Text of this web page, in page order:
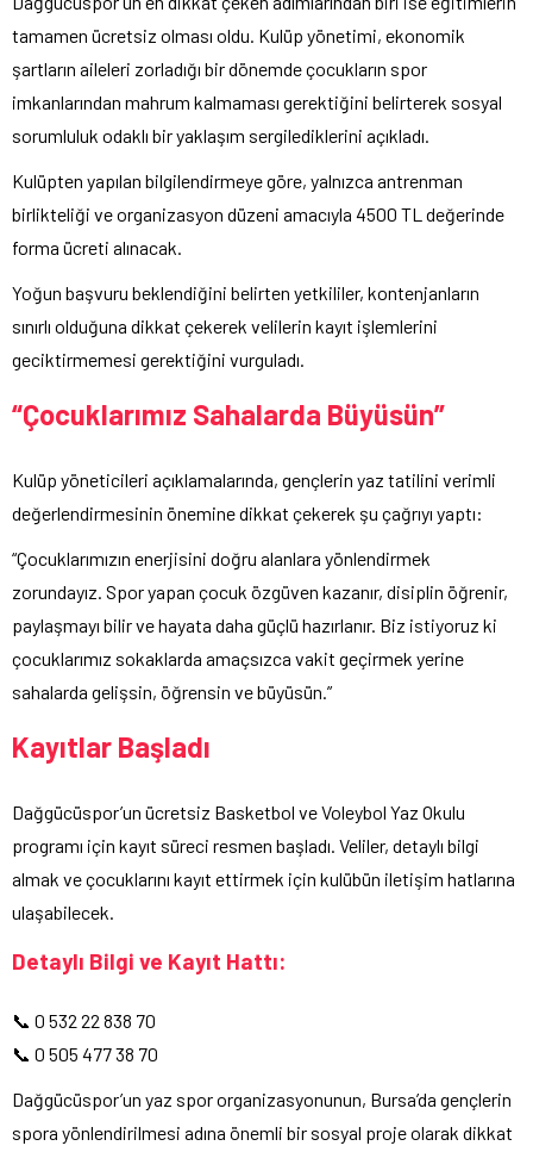
tamamen ücretsiz olması oldu. Kulüp yönetimi, ekonomik
şartların aileleri zorladığı bir dönemde çocukların spor
imkanlarından mahrum kalmaması gerektiğini belirterek sosyal
sorumluluk odaklı bir yaklaşım sergilediklerini açıkladı.
Kulüpten yapılan bilgilendirmeye göre, yalnızca antrenman
birlikteliği ve organizasyon düzeni amacıyla 4500 TL değerinde
forma ücreti alınacak.
Yoğun başvuru beklendiğini belirten yetkililer, kontenjanların
sınırlı olduğuna dikkat çekerek velilerin kayıt işlemlerini
geciktirmemesi gerektiğini vurguladı.
“Çocuklarımız Sahalarda Büyüsün”
Kulüp yöneticileri açıklamalarında, gençlerin yaz tatilini verimli
değerlendirmesinin önemine dikkat çekerek şu çağrıyı yaptı:
“Çocuklarımızın enerjisini doğru alanlara yönlendirmek
zorundayız. Spor yapan çocuk özgüven kazanır, disiplin öğrenir,
paylaşmayı bilir ve hayata daha güçlü hazırlanır. Biz istiyoruz ki
çocuklarımız sokaklarda amaçsızca vakit geçirmek yerine
sahalarda gelişsin, öğrensin ve büyüsün.”
Kayıtlar Başladı
Dağgücüspor’un ücretsiz Basketbol ve Voleybol Yaz Okulu
programı için kayıt süreci resmen başladı. Veliler, detaylı bilgi
almak ve çocuklarını kayıt ettirmek için kulübün iletişim hatlarına
ulaşabilecek.
Detaylı Bilgi ve Kayıt Hattı:
📞 0 532 22 838 70
📞 0 505 477 38 70
Dağgücüspor’un yaz spor organizasyonunun, Bursa’da gençlerin
spora yönlendirilmesi adına önemli bir sosyal proje olarak dikkat